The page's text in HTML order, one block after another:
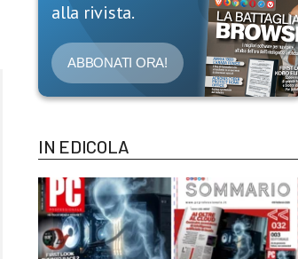
alla rivista.
ABBONATI ORA!
IN EDICOLA